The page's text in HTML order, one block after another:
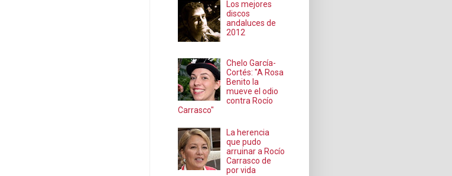
Los mejores
discos
andaluces de
2012
Chelo García-
Cortés: "A Rosa
Benito la
mueve el odio
contra Rocío
Carrasco"
La herencia
que pudo
arruinar a Rocío
Carrasco de
por vida